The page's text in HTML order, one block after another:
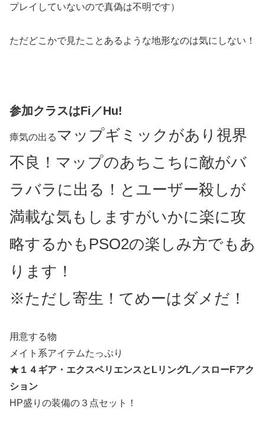
プレイしていないので真偽は不明です）
ただどこかで見たことあるような地形なのは気にしない！
参加クラスはFi／Hu!
瘴気の出る マップギミックがあり視界
不良！マップのあちこちに敵がバ
ラバラに出る！とユーザー殺しが
満載な気もしますがいかに楽に攻
略するかもPSO2の楽しみ方でもあ
ります！
※ただし寄生！てめーはダメだ！
用意する物
メイト系アイテムたっぷり
★１４ギア・エクスペリエンスとLリングL／スローFアク
ション
HP盛りの装備の３点セット！